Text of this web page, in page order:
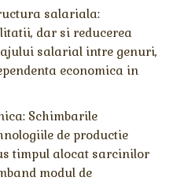
salariala:
dar si reducerea
salarial intre genuri,
economica in
Schimbarile
de productie
timpul alocat sarcinilor
modul de